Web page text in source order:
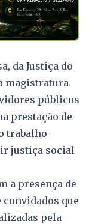
da Justiça do
magistratura
públicos
prestação de
trabalho
justiça social
a presença de
que
pela